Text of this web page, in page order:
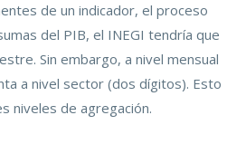
de un indicador, el proceso
del PIB, el INEGI tendría que
Sin embargo, a nivel mensual
a nivel sector (dos dígitos). Esto
niveles de agregación.